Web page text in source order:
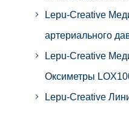
Lepu-Creative
артериального
Lepu-Creative
Оксиметры
Lepu-Creative